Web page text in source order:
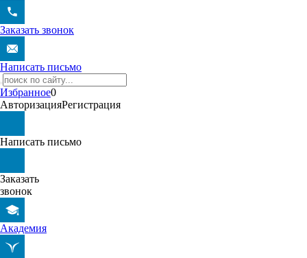
Заказать звонок
Написать письмо
Избранное0
АвторизацияРегистрация
Написать письмо
Заказать
звонок
Академия